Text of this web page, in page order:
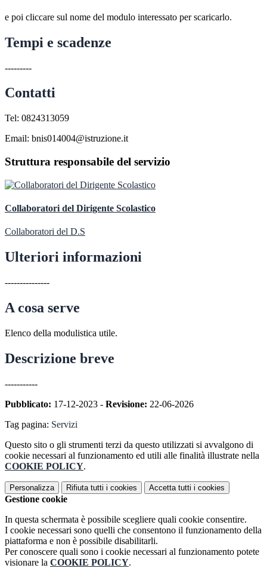
e poi cliccare sul nome del modulo interessato per scaricarlo.
Tempi e scadenze
---------
Contatti
Tel: 0824313059
Email: bnis014004@istruzione.it
Struttura responsabile del servizio
Collaboratori del Dirigente Scolastico
Collaboratori del D.S
Ulteriori informazioni
---------------
A cosa serve
Elenco della modulistica utile.
Descrizione breve
-----------
Pubblicato: 17-12-2023 - Revisione: 22-06-2026
Tag pagina: Servizi
Questo sito o gli strumenti terzi da questo utilizzati si avvalgono di
cookie necessari al funzionamento ed utili alle finalità illustrate nella
COOKIE POLICY.
Personalizza Rifiuta tutti i cookies Accetta tutti i cookies
Gestione cookie
In questa schermata è possibile scegliere quali cookie consentire.
I cookie necessari sono quelli che consentono il funzionamento della
piattaforma e non è possibile disabilitarli.
Per conoscere quali sono i cookie necessari al funzionamento potete
visionare la COOKIE POLICY.